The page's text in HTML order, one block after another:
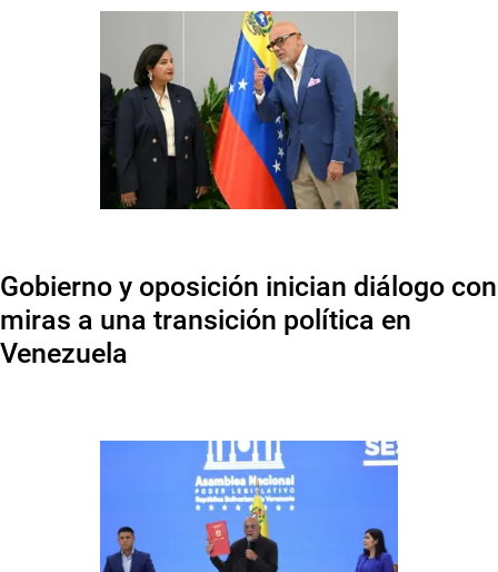
Gobierno y oposición inician diálogo con
miras a una transición política en
Venezuela